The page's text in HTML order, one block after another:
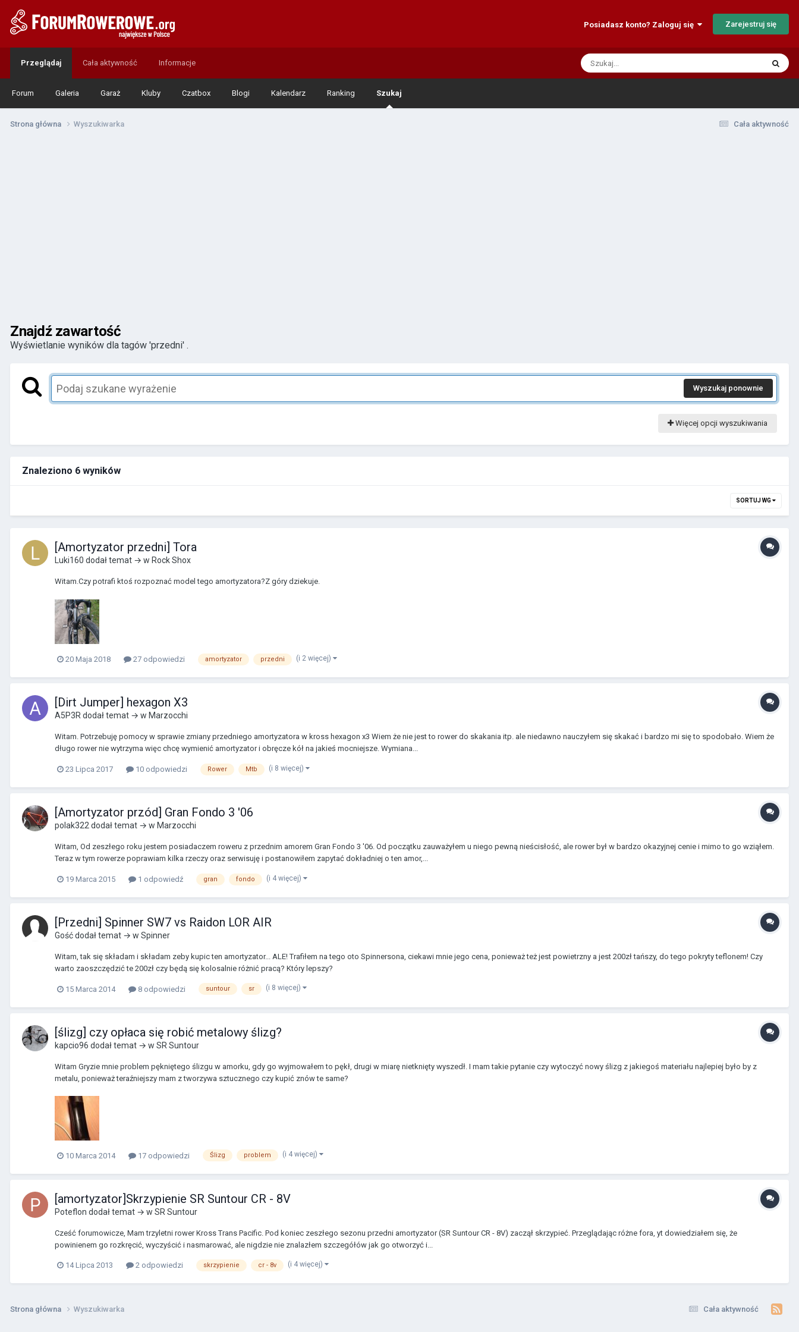
Posiadasz konto? Zaloguj się Zarejestruj się
Przeglądaj
Forum Galeria Garaż Kluby Czatbox Blogi Kalendarz Ranking Szukaj
Cała aktywność Informacje
Cała aktywność
Strona główna Wyszukiwarka
Znajdź zawartość
Wyświetlanie wyników dla tagów 'przedni' .
Wyszukaj ponownie
Więcej opcji wyszukiwania
Znaleziono 6 wyników
SORTUJ WG
[Amortyzator przedni] Tora
Luki160 dodał temat → w Rock Shox
Witam.Czy potrafi ktoś rozpoznać model tego amortyzatora?Z góry dziekuje.
20 Maja 2018 27 odpowiedzi amortyzator przedni (i 2 więcej)
[Dirt Jumper] hexagon X3
A5P3R dodał temat → w Marzocchi
Witam. Potrzebuję pomocy w sprawie zmiany przedniego amortyzatora w kross hexagon x3 Wiem że nie jest to rower do skakania itp. ale niedawno nauczyłem się skakać i bardzo mi się to spodobało. Wiem że
długo rower nie wytrzyma więc chcę wymienić amortyzator i obręcze kół na jakieś mocniejsze. Wymiana...
23 Lipca 2017 10 odpowiedzi Rower Mtb (i 8 więcej)
[Amortyzator przód] Gran Fondo 3 '06
polak322 dodał temat → w Marzocchi
Witam, Od zeszłego roku jestem posiadaczem roweru z przednim amorem Gran Fondo 3 '06. Od początku zauważyłem u niego pewną nieścisłość, ale rower był w bardzo okazyjnej cenie i mimo to go wziąłem.
Teraz w tym rowerze poprawiam kilka rzeczy oraz serwisuję i postanowiłem zapytać dokładniej o ten amor,...
19 Marca 2015 1 odpowiedź gran fondo (i 4 więcej)
[Przedni] Spinner SW7 vs Raidon LOR AIR
Gość dodał temat → w Spinner
Witam, tak się składam i składam zeby kupic ten amortyzator... ALE! Trafiłem na tego oto Spinnersona, ciekawi mnie jego cena, ponieważ też jest powietrzny a jest 200zł tańszy, do tego pokryty teflonem! Czy
warto zaoszczędzić te 200zł czy będą się kolosalnie różnić pracą? Który lepszy?
15 Marca 2014 8 odpowiedzi suntour sr (i 8 więcej)
[ślizg] czy opłaca się robić metalowy ślizg?
kapcio96 dodał temat → w SR Suntour
Witam Gryzie mnie problem pękniętego ślizgu w amorku, gdy go wyjmowałem to pękł, drugi w miarę nietknięty wyszedł. I mam takie pytanie czy wytoczyć nowy ślizg z jakiegoś materiału najlepiej było by z
metalu, ponieważ teraźniejszy mam z tworzywa sztucznego czy kupić znów te same?
10 Marca 2014 17 odpowiedzi Ślizg problem (i 4 więcej)
[amortyzator]Skrzypienie SR Suntour CR - 8V
Poteflon dodał temat → w SR Suntour
Cześć forumowicze, Mam trzyletni rower Kross Trans Pacific. Pod koniec zeszłego sezonu przedni amortyzator (SR Suntour CR - 8V) zaczął skrzypieć. Przeglądając różne fora, yt dowiedziałem się, że
powinienem go rozkręcić, wyczyścić i nasmarować, ale nigdzie nie znalazłem szczegółów jak go otworzyć i...
14 Lipca 2013 2 odpowiedzi skrzypienie cr - 8v (i 4 więcej)
Cała aktywność
Strona główna Wyszukiwarka